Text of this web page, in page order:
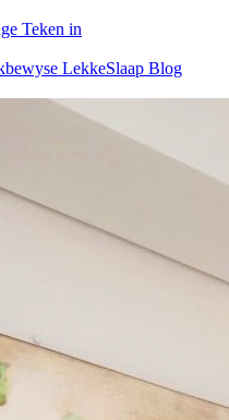
Teken in
LekkeSlaap Blog